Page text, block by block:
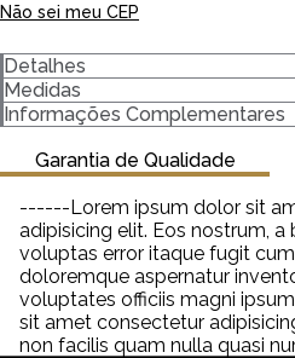
Não sei meu CEP
Detalhes
-Modelagem Premium
-100% algodão
-Gola canelada 3 Centímetros
-Gramatura 220 g/m²
Importante saber:
-As cores podem ter algumas
monitor ou dispositivo que está
-Em produtos de algodão pode
3%.
Medidas
clique para abrir
Informações Complementares
Garantia de Qualidade
------Lorem ipsum dolor sit
adipisicing elit. Eos nostrum,
voluptas error itaque fugit
doloremque aspernatur
voluptates officiis magni
sit amet consectetur
non facilis quam nulla quasi